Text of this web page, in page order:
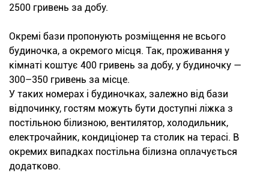
2500 гривень за добу.
Окремі бази пропонують розміщення не всього
будиночка, а окремого місця. Так, проживання у
кімнаті коштує 400 гривень за добу, у будиночку —
300–350 гривень за місце.
У таких номерах і будиночках, залежно від бази
відпочинку, гостям можуть бути доступні ліжка з
постільною білизною, вентилятор, холодильник,
електрочайник, кондиціонер та столик на терасі. В
окремих випадках постільна білизна оплачується
додатково.